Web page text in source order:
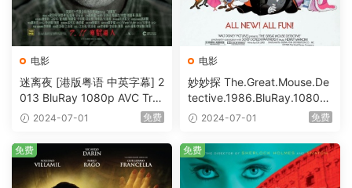
电影
迷离夜 [港版粤语 中英字幕] 2
013 BluRay 1080p AVC Tru
eHD5.1 [BDISO 22.64GB]
2024-07-01 免费
电影
妙妙探 The.Great.Mouse.De
tective.1986.BluRay.1080p.
AVC.DTS-HD.MA.5.1-HDHo
2024-07-01 免费
免费 免费